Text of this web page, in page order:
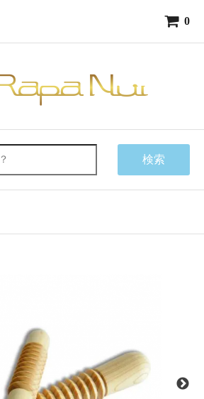
0
検索